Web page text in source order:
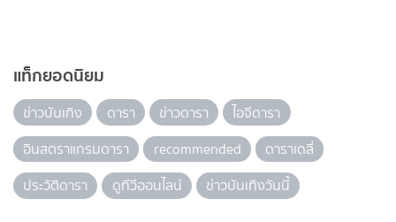
แท็กยอดนิยม
ข่าวบันเทิง ดารา ข่าวดารา
ไอจีดารา
อินสตราแกรมดารา
recommended
ดาราเดลี่
ประวัติดารา
ดูทีวีออนไลน์ ข่าวบันเทิงวันนี้